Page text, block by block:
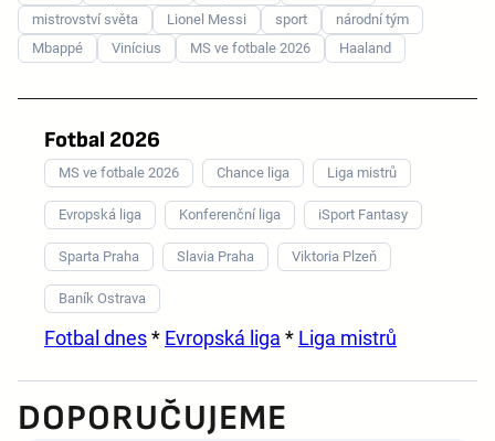
mistrovství světa
Lionel Messi sport
národní tým
Mbappé
Vinícius MS ve fotbale 2026 Haaland
Fotbal 2026
MS ve fotbale 2026 Chance liga Liga mistrů
Evropská liga Konferenční liga iSport Fantasy
Sparta Praha Slavia Praha Viktoria Plzeň
Baník Ostrava
Fotbal dnes* Evropská liga * Liga mistrů
DOPORUČUJEME